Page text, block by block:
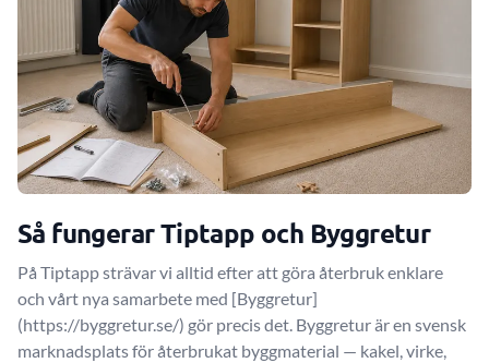
Så fungerar Tiptapp och Byggretur
På Tiptapp strävar vi alltid efter att göra återbruk enklare
och vårt nya samarbete med [Byggretur]
(https://byggretur.se/) gör precis det. Byggretur är en svensk
marknadsplats för återbrukat byggmaterial — kakel, virke,